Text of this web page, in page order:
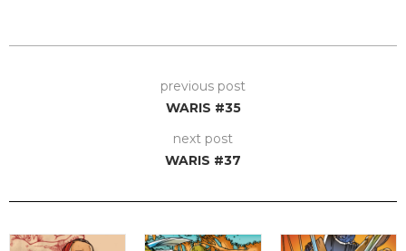
previous post
WARIS #35
next post
WARIS #37